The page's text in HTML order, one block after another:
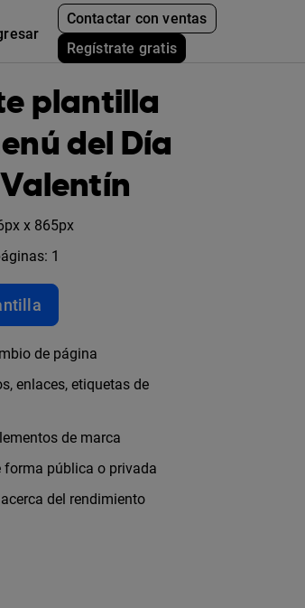
Contactar con ventas
Regístrate gratis
plantilla
del Día
x 865px
1
de página
enlaces, etiquetas de
de marca
forma pública o privada
del rendimiento